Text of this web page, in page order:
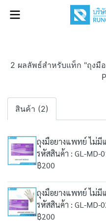
2 ผลลัพธ์สำหรับแท็ก "ถุงมื
สินค้า (2)
ถุงมือยางแพทย์ ไม่มี
รหัสสินค้า : GL-MD-
฿200
ถุงมือยางแพทย์ ไม่มี
รหัสสินค้า : GL-MD-
฿200